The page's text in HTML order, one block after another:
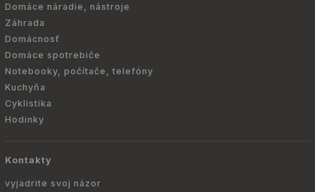
Domáce náradie, nástroje
Záhrada
Domácnosť
Domáce spotrebiče
Notebooky, počítače, telefóny
Kuchyňa
Cyklistika
Hodinky
Kontakty
vyjadrite svoj názor